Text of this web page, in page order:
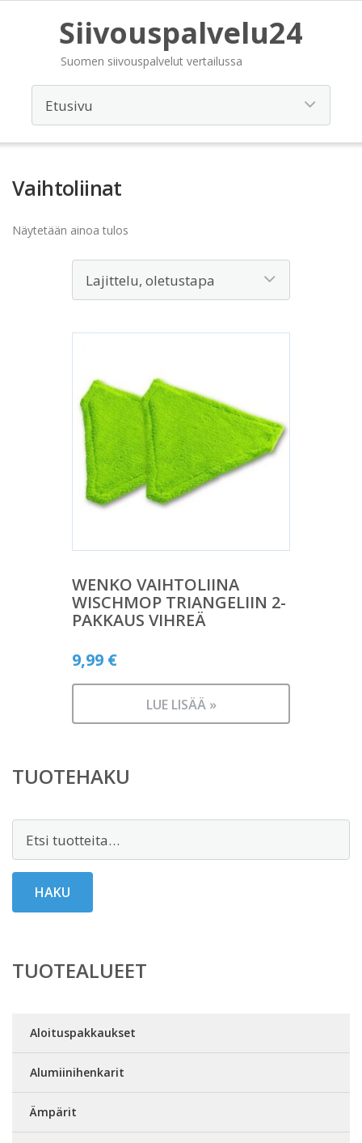
Siivouspalvelu24
Suomen siivouspalvelut vertailussa
Vaihtoliinat
Näytetään ainoa tulos
WENKO VAIHTOLIINA
WISCHMOP TRIANGELIIN 2-
PAKKAUS VIHREÄ
9,99 €
LUE LISÄÄ »
TUOTEHAKU
HAKU
TUOTEALUEET
Aloituspakkaukset
Alumiinihenkarit
Ämpärit